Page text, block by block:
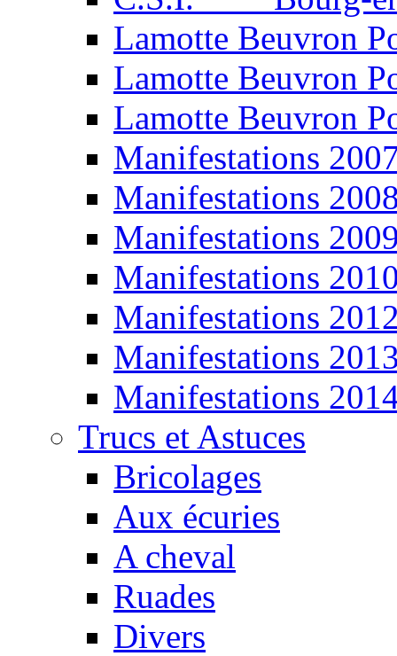
Lamotte Beuvron
Lamotte Beuvron
Lamotte Beuvron
Manifestations
Manifestations
Manifestations
Manifestations
Manifestations
Manifestations
Manifestations
Trucs et Astuces
Bricolages
Aux écuries
A cheval
Ruades
Divers